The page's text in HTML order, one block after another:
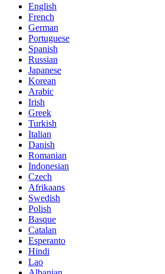
English
French
German
Portuguese
Spanish
Russian
Japanese
Korean
Arabic
Irish
Greek
Turkish
Italian
Danish
Romanian
Indonesian
Czech
Afrikaans
Swedish
Polish
Basque
Catalan
Esperanto
Hindi
Lao